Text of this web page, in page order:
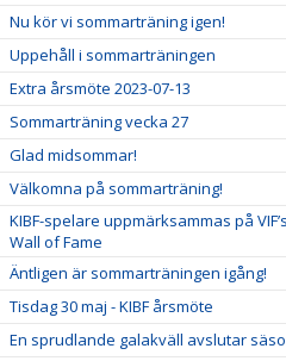
Nu kör vi sommarträning igen!
Uppehåll i sommarträningen
Extra årsmöte 2023-07-13
Sommarträning vecka 27
Glad midsommar!
Välkomna på sommarträning!
KIBF-spelare uppmärksammas på
Wall of Fame
Äntligen är sommarträningen igång!
Tisdag 30 maj - KIBF årsmöte
En sprudlande galakväll avslutar